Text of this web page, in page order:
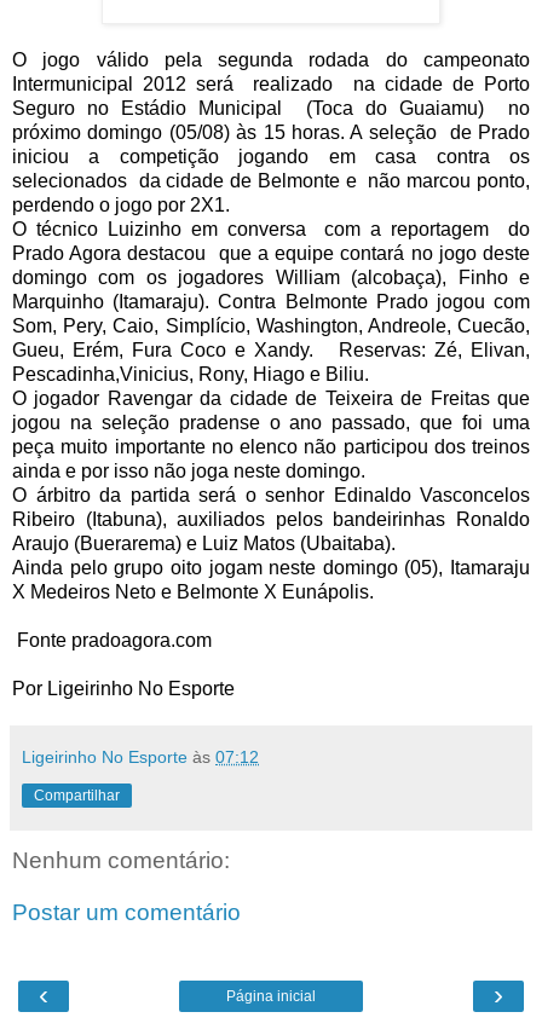
O jogo válido pela segunda rodada do campeonato
Intermunicipal 2012 será realizado na cidade de Porto
Seguro no Estádio Municipal (Toca do Guaiamu) no
próximo domingo (05/08) às 15 horas. A seleção de Prado
iniciou a competição jogando em casa contra os
selecionados da cidade de Belmonte e não marcou ponto,
perdendo o jogo por 2X1.
O técnico Luizinho em conversa com a reportagem do
Prado Agora destacou que a equipe contará no jogo deste
domingo com os jogadores William (alcobaça), Finho e
Marquinho (Itamaraju). Contra Belmonte Prado jogou com
Som, Pery, Caio, Simplício, Washington, Andreole, Cuecão,
Gueu, Erém, Fura Coco e Xandy. Reservas: Zé, Elivan,
Pescadinha,Vinicius, Rony, Hiago e Biliu.
O jogador Ravengar da cidade de Teixeira de Freitas que
jogou na seleção pradense o ano passado, que foi uma
peça muito importante no elenco não participou dos treinos
ainda e por isso não joga neste domingo.
O árbitro da partida será o senhor Edinaldo Vasconcelos
Ribeiro (Itabuna), auxiliados pelos bandeirinhas Ronaldo
Araujo (Buerarema) e Luiz Matos (Ubaitaba).
Ainda pelo grupo oito jogam neste domingo (05), Itamaraju
X Medeiros Neto e Belmonte X Eunápolis.
Fonte pradoagora.com
Por Ligeirinho No Esporte
Ligeirinho No Esporte às 07:12
Compartilhar
Nenhum comentário:
Postar um comentário
‹ ›
Página inicial